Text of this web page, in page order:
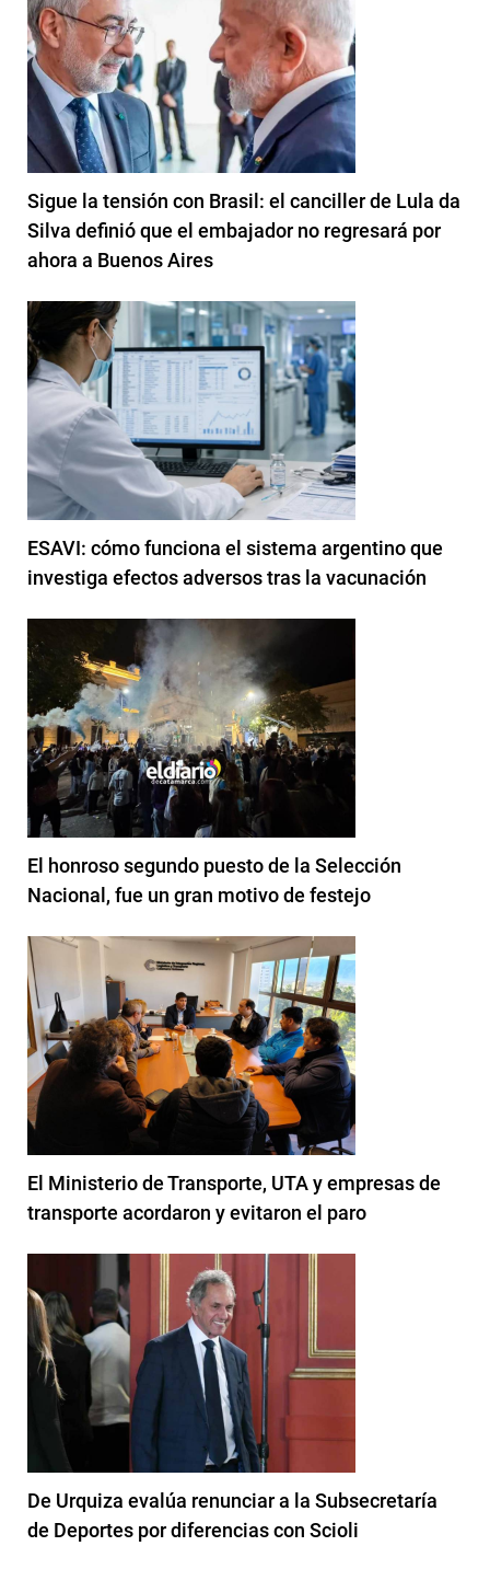
Sigue la tensión con Brasil: el canciller de Lula da
Silva definió que el embajador no regresará por
ahora a Buenos Aires
ESAVI: cómo funciona el sistema argentino que
investiga efectos adversos tras la vacunación
El honroso segundo puesto de la Selección
Nacional, fue un gran motivo de festejo
El Ministerio de Transporte, UTA y empresas de
transporte acordaron y evitaron el paro
De Urquiza evalúa renunciar a la Subsecretaría
de Deportes por diferencias con Scioli